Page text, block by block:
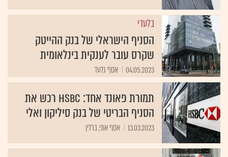
בלעדי
הסניף הישראלי של בנק ההייטק
שקרס עובר לענקית בינלאומית
04.05.2023 אסף גלעד
תמורת פאונד אחד: HSBC רכש את
הסניף הבריטי של בנק סיליקון ואלי
13.03.2023 אסף אוני, ברלין